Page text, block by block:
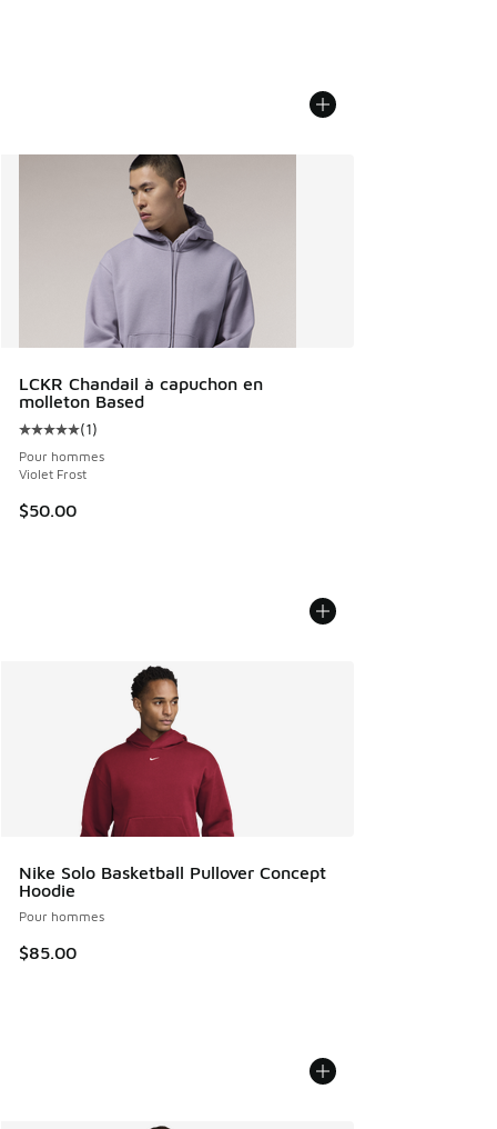
LCKR Chandail à capuchon en
molleton Based
Cote moyenne du client - [5 sur 5 étoiles], 1 commentaires
(1)
Pour hommes
Violet Frost
$50.00
Nike Solo Basketball Pullover Concept
Hoodie
Pour hommes
$85.00